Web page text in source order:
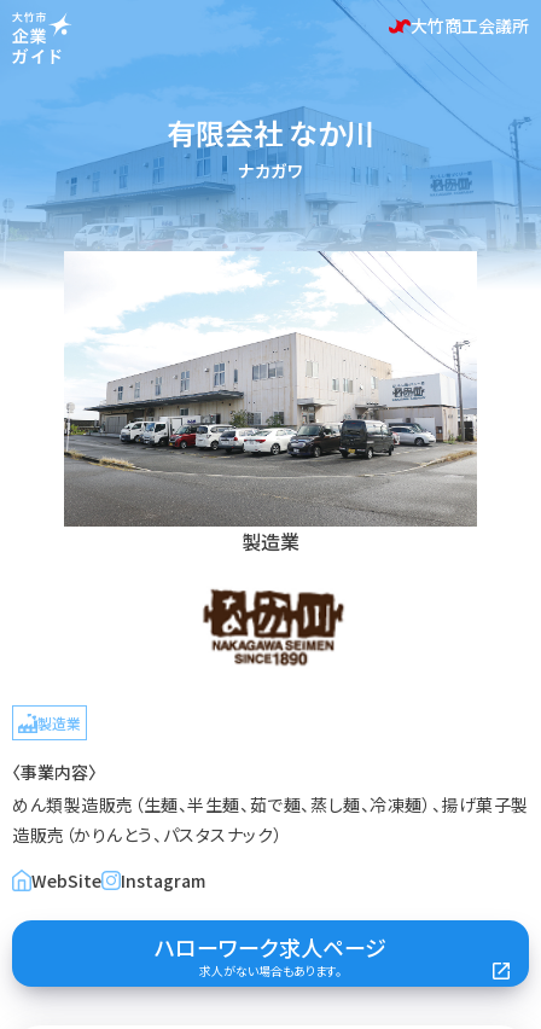
大竹商工会議所
有限会社 なか川
ナカガワ
製造業
製造業
〈事業内容〉
めん類製造販売（生麺、半生麺、茹で麺、蒸し麺、冷凍麺）、揚げ菓子製
造販売（かりんとう、パスタスナック）
WebSite
Instagram
ハローワーク求人ページ
求人がない場合もあります。